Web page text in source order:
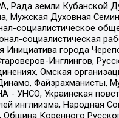
Рада земли
Мужская Духовная
социалистическое
социалистическая
Инициатива города
Инглингов,
Омская
Файзрахманисты,
УНСО, Украинская
инглиизма, Народная
Коренного